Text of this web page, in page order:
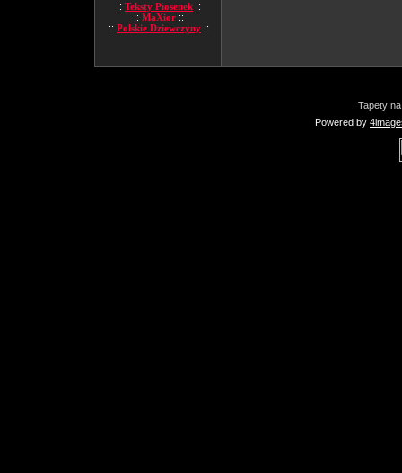
:: Teksty Piosenek ::
:: MaXior ::
:: Polskie Dziewczyny ::
Tapety
Powered by